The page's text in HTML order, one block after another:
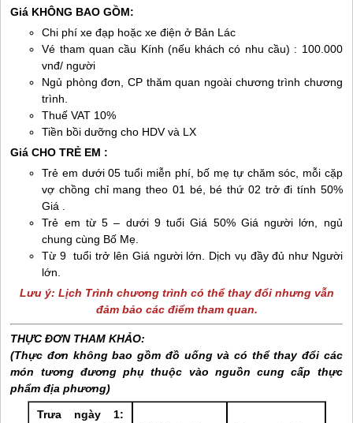
Giá KHÔNG BAO GỒM:
Chi phí xe đạp hoặc xe điện ở Bản Lác
Vé tham quan cầu Kính (nếu khách có nhu cầu) : 100.000
vnđ/ người
Ngủ phòng đơn, CP thăm quan ngoài chương trình chương
trình.
Thuế VAT 10%
Tiền bồi dưỡng cho HDV và LX
Giá CHO TRẺ EM :
Trẻ em dưới 05 tuổi miễn phí, bố mẹ tự chăm sóc, mỗi cặp
vợ chồng chỉ mang theo 01 bé, bé thứ 02 trở đi tính 50%
Giá .
Trẻ em từ 5 – dưới 9 tuổi Giá 50% Giá người lớn, ngủ
chung cùng Bố Mẹ.
Từ 9 tuổi trở lên Giá người lớn. Dịch vụ đầy đủ như Người
lớn.
Lưu ý: Lịch Trình chương trình có thể thay đổi nhưng vẫn
đảm bảo các điểm tham quan.
THỰC ĐƠN THAM KHẢO:
(Thực đơn không bao gồm đồ uống và có thể thay đổi các
món tương đương phụ thuộc vào nguồn cung cấp thực
phẩm địa phương)
Trưa ngày 1: